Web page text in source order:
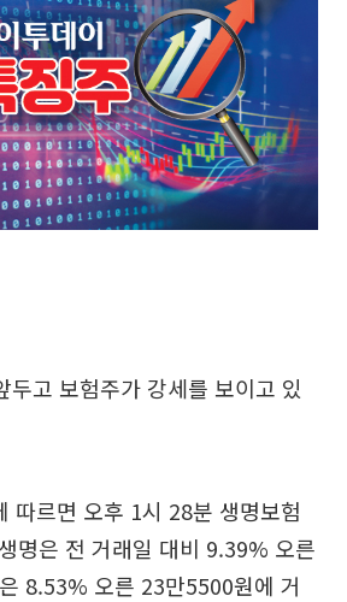
두고 보험주가 강세를 보이고 있
따르면 오후 1시 28분 생명보험
명은 전 거래일 대비 9.39% 오른
8.53% 오른 23만5500원에 거